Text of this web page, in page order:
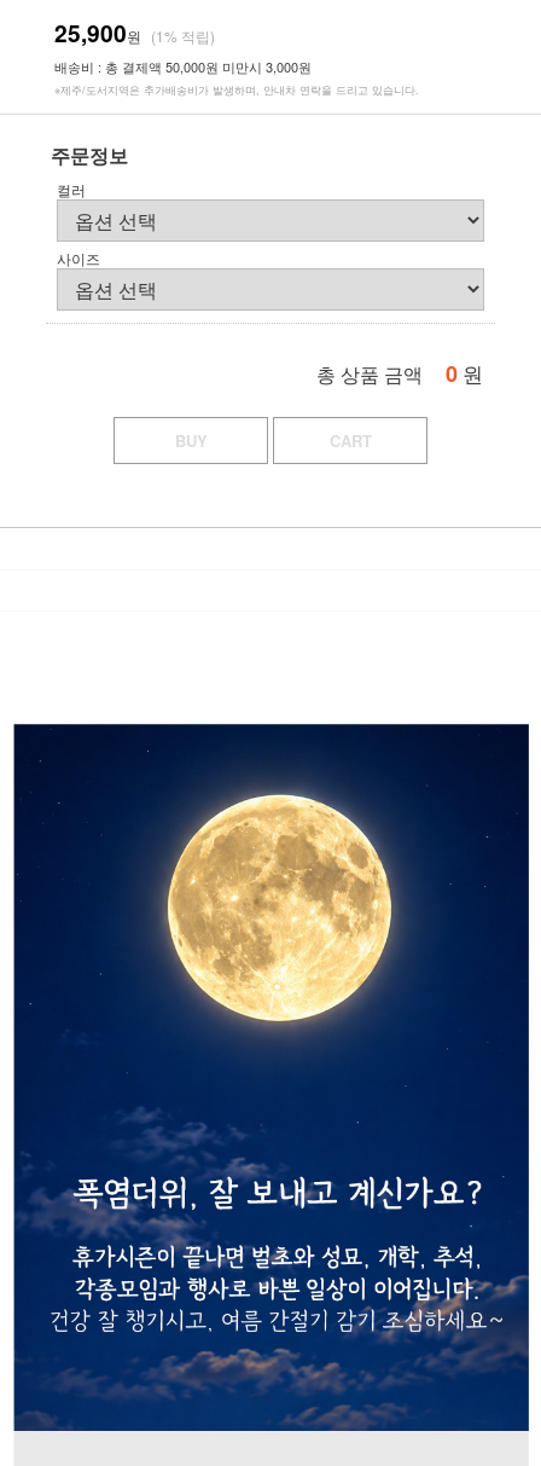
25,900원 (1% 적립)
배송비 : 총 결제액 50,000원 미만시 3,000원
※제주/도서지역은 추가배송비가 발생하며, 안내차 연락을 드리고 있습니다.
주문정보
컬러
사이즈
총 상품 금액 0 원
BUY CART